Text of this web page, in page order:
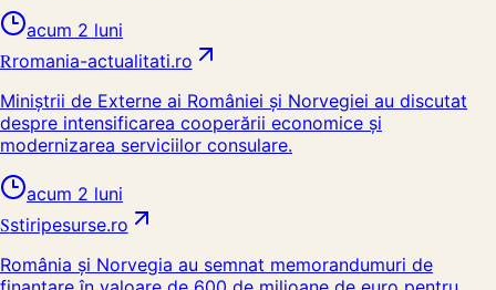
acum 2 luni
Rromania-actualitati.ro
Miniștrii de Externe ai României și Norvegiei au discutat
despre intensificarea cooperării economice și
modernizarea serviciilor consulare.
acum 2 luni
Sstiripesurse.ro
România și Norvegia au semnat memorandumuri de